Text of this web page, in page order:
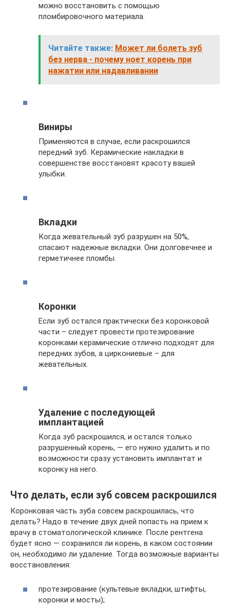
можно восстановить с помощью
пломбировочного материала.
Читайте также: Может ли болеть зуб
без нерва - почему ноет корень при
нажатии или надавливании
Виниры
Применяются в случае, если раскрошился
передний зуб. Керамические накладки в
совершенстве восстановят красоту вашей
улыбки.
Вкладки
Когда жевательный зуб разрушен на 50%,
спасают надежные вкладки. Они долговечнее и
герметичнее пломбы.
Коронки
Если зуб остался практически без коронковой
части – следует провести протезирование
коронками керамические отлично подходят для
передних зубов, а циркониевые – для
жевательных.
Удаление с последующей
имплантацией
Когда зуб раскрошился, и остался только
разрушенный корень, — его нужно удалить и по
возможности сразу установить имплантат и
коронку на него.
Что делать, если зуб совсем раскрошился
Коронковая часть зуба совсем раскрошилась, что
делать? Надо в течение двух дней попасть на прием к
врачу в стоматологической клинике. После рентгена
будет ясно — сохранился ли корень, в каком состоянии
он, необходимо ли удаление. Тогда возможные варианты
восстановления:
протезирование (культевые вкладки, штифты,
коронки и мосты);